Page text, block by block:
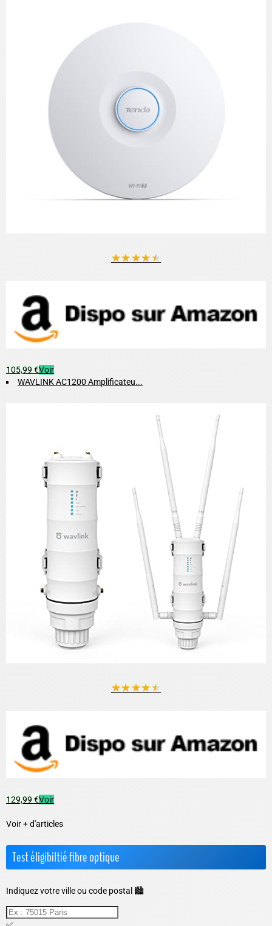
★★★★★
105,99 €Voir
WAVLINK AC1200 Amplificateu...
★★★★★
129,99 €Voir
Voir + d'articles
Test éligibiltié fibre optique
Indiquez votre ville ou code postal 🏙️